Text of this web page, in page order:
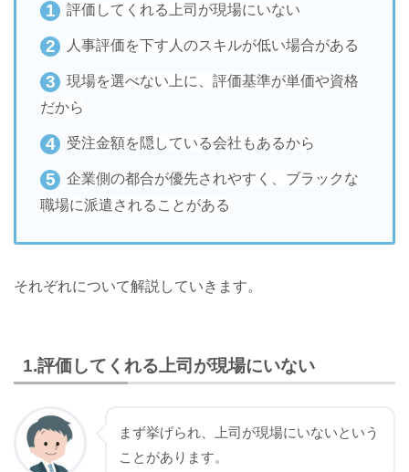
評価してくれる上司が現場にいない
人事評価を下す人のスキルが低い場合がある
現場を選べない上に、評価基準が単価や資格
だから
受注金額を隠している会社もあるから
企業側の都合が優先されやすく、ブラックな
職場に派遣されることがある
それぞれについて解説していきます。
1.評価してくれる上司が現場にいない
まず挙げられ、上司が現場にいないという
ことがあります。